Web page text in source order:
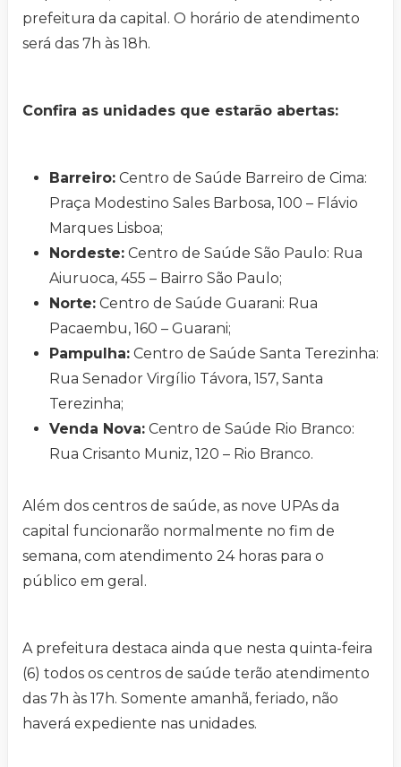
prefeitura da capital. O horário de atendimento
será das 7h às 18h.
Confira as unidades que estarão abertas:
Barreiro: Centro de Saúde Barreiro de Cima:
Praça Modestino Sales Barbosa, 100 – Flávio
Marques Lisboa;
Nordeste: Centro de Saúde São Paulo: Rua
Aiuruoca, 455 – Bairro São Paulo;
Norte: Centro de Saúde Guarani: Rua
Pacaembu, 160 – Guarani;
Pampulha: Centro de Saúde Santa Terezinha:
Rua Senador Virgílio Távora, 157, Santa
Terezinha;
Venda Nova: Centro de Saúde Rio Branco:
Rua Crisanto Muniz, 120 – Rio Branco.
Além dos centros de saúde, as nove UPAs da
capital funcionarão normalmente no fim de
semana, com atendimento 24 horas para o
público em geral.
A prefeitura destaca ainda que nesta quinta-feira
(6) todos os centros de saúde terão atendimento
das 7h às 17h. Somente amanhã, feriado, não
haverá expediente nas unidades.